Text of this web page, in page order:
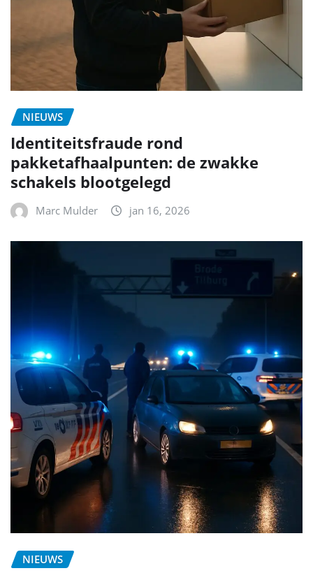
NIEUWS
Identiteitsfraude rond
pakketafhaalpunten: de zwakke
schakels blootgelegd
Marc Mulder jan 16, 2026
NIEUWS